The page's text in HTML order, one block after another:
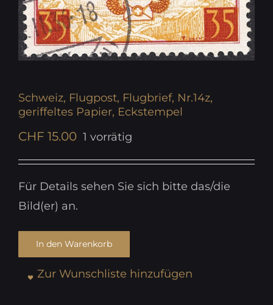
Schweiz, Flugpost, Flugbrief, Nr.14z,
geriffeltes Papier, Eckstempel
CHF 15.00 1 vorrätig
Für Details sehen Sie sich bitte das/die
Bild(er) an.
In den Warenkorb
Zur Wunschliste hinzufügen